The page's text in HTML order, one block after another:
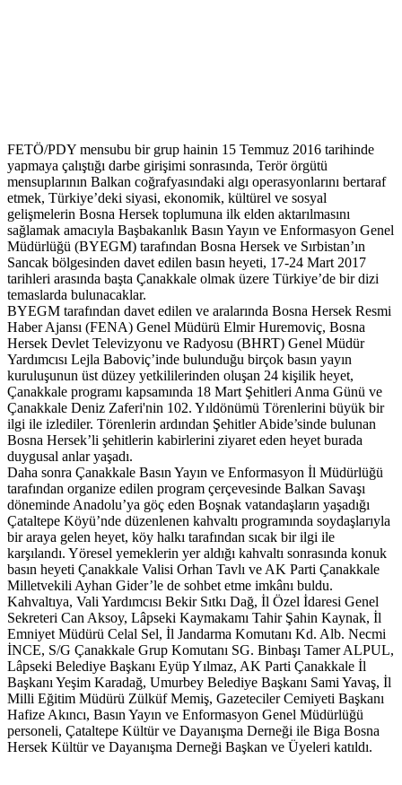
FETÖ/PDY mensubu bir grup hainin 15 Temmuz 2016 tarihinde
yapmaya çalıştığı darbe girişimi sonrasında, Terör örgütü
mensuplarının Balkan coğrafyasındaki algı operasyonlarını bertaraf
etmek, Türkiye’deki siyasi, ekonomik, kültürel ve sosyal
gelişmelerin Bosna Hersek toplumuna ilk elden aktarılmasını
sağlamak amacıyla Başbakanlık Basın Yayın ve Enformasyon Genel
Müdürlüğü (BYEGM) tarafından Bosna Hersek ve Sırbistan’ın
Sancak bölgesinden davet edilen basın heyeti, 17-24 Mart 2017
tarihleri arasında başta Çanakkale olmak üzere Türkiye’de bir dizi
temaslarda bulunacaklar.
BYEGM tarafından davet edilen ve aralarında Bosna Hersek Resmi
Haber Ajansı (FENA) Genel Müdürü Elmir Huremoviç, Bosna
Hersek Devlet Televizyonu ve Radyosu (BHRT) Genel Müdür
Yardımcısı Lejla Baboviç’inde bulunduğu birçok basın yayın
kuruluşunun üst düzey yetkililerinden oluşan 24 kişilik heyet,
Çanakkale programı kapsamında 18 Mart Şehitleri Anma Günü ve
Çanakkale Deniz Zaferi'nin 102. Yıldönümü Törenlerini büyük bir
ilgi ile izlediler. Törenlerin ardından Şehitler Abide’sinde bulunan
Bosna Hersek’li şehitlerin kabirlerini ziyaret eden heyet burada
duygusal anlar yaşadı.
Daha sonra Çanakkale Basın Yayın ve Enformasyon İl Müdürlüğü
tarafından organize edilen program çerçevesinde Balkan Savaşı
döneminde Anadolu’ya göç eden Boşnak vatandaşların yaşadığı
Çataltepe Köyü’nde düzenlenen kahvaltı programında soydaşlarıyla
bir araya gelen heyet, köy halkı tarafından sıcak bir ilgi ile
karşılandı. Yöresel yemeklerin yer aldığı kahvaltı sonrasında konuk
basın heyeti Çanakkale Valisi Orhan Tavlı ve AK Parti Çanakkale
Milletvekili Ayhan Gider’le de sohbet etme imkânı buldu.
Kahvaltıya, Vali Yardımcısı Bekir Sıtkı Dağ, İl Özel İdaresi Genel
Sekreteri Can Aksoy, Lâpseki Kaymakamı Tahir Şahin Kaynak, İl
Emniyet Müdürü Celal Sel, İl Jandarma Komutanı Kd. Alb. Necmi
İNCE, S/G Çanakkale Grup Komutanı SG. Binbaşı Tamer ALPUL,
Lâpseki Belediye Başkanı Eyüp Yılmaz, AK Parti Çanakkale İl
Başkanı Yeşim Karadağ, Umurbey Belediye Başkanı Sami Yavaş, İl
Milli Eğitim Müdürü Zülküf Memiş, Gazeteciler Cemiyeti Başkanı
Hafize Akıncı, Basın Yayın ve Enformasyon Genel Müdürlüğü
personeli, Çataltepe Kültür ve Dayanışma Derneği ile Biga Bosna
Hersek Kültür ve Dayanışma Derneği Başkan ve Üyeleri katıldı.